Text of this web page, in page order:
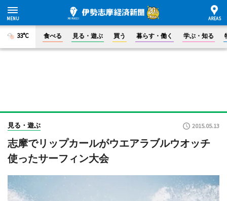
33°C 食べる 見る・遊ぶ 買う 暮らす・働く 学ぶ・知る
見る・遊ぶ 2015.05.13
志摩でリップカールがウエアラブルウオッチ
使ったサーフィン大会